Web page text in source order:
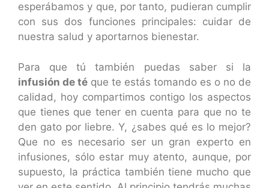
esperábamos y que, por tanto, pudieran cumplir
con sus dos funciones principales: cuidar de
nuestra salud y aportarnos bienestar.
Para que tú también puedas saber si la
infusión de té que te estás tomando es o no de
calidad, hoy compartimos contigo los aspectos
que tienes que tener en cuenta para que no te
den gato por liebre. Y, ¿sabes qué es lo mejor?
Que no es necesario ser un gran experto en
infusiones, sólo estar muy atento, aunque, por
supuesto, la práctica también tiene mucho que